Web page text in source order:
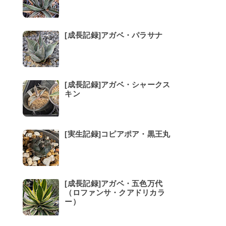
[成長記録]アガベ・パラサナ
[成長記録]アガベ・シャークス
キン
[実生記録]コピアポア・黒王丸
[成長記録]アガベ・五色万代
（ロファンサ・クアドリカラ
ー）